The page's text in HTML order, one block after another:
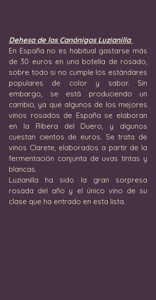
Dehesa de los Canónigos Luzianilla
En España no es habitual gastarse más
de 30 euros en una botella de rosado,
sobre todo si no cumple los estándares
populares de color y sabor. Sin
embargo, se está produciendo un
cambio, ya que algunos de los mejores
vinos rosados de España se elaboran
en la Ribera del Duero, y algunos
cuestan cientos de euros. Se trata de
vinos Clarete, elaborados a partir de la
fermentación conjunta de uvas tintas y
blancas.
Luzianilla ha sido la gran sorpresa
rosada del año y el único vino de su
clase que ha entrado en esta lista.